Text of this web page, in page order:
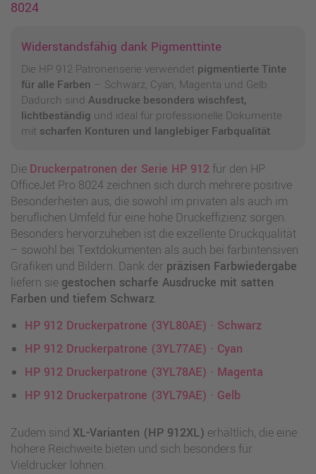
8024
Widerstandsfähig dank Pigmenttinte
Die HP 912 Patronenserie verwendet pigmentierte Tinte
für alle Farben – Schwarz, Cyan, Magenta und Gelb.
Dadurch sind Ausdrucke besonders wischfest,
lichtbeständig und ideal für professionelle Dokumente
mit scharfen Konturen und langlebiger Farbqualität.
Die Druckerpatronen der Serie HP 912für den HP
OfficeJet Pro 8024 zeichnen sich durch mehrere positive
Besonderheiten aus, die sowohl im privaten als auch im
beruflichen Umfeld für eine hohe Druckeffizienz sorgen.
Besonders hervorzuheben ist die exzellente Druckqualität
– sowohl bei Textdokumenten als auch bei farbintensiven
Grafiken und Bildern. Dank der präzisen Farbwiedergabe
liefern sie gestochen scharfe Ausdrucke mit satten
Farben und tiefem Schwarz.
HP 912 Druckerpatrone (3YL80AE) · Schwarz
HP 912 Druckerpatrone (3YL77AE) · Cyan
HP 912 Druckerpatrone (3YL78AE) · Magenta
HP 912 Druckerpatrone (3YL79AE) · Gelb
Zudem sind XL-Varianten (HP 912XL) erhältlich, die eine
höhere Reichweite bieten und sich besonders für
Vieldrucker lohnen.